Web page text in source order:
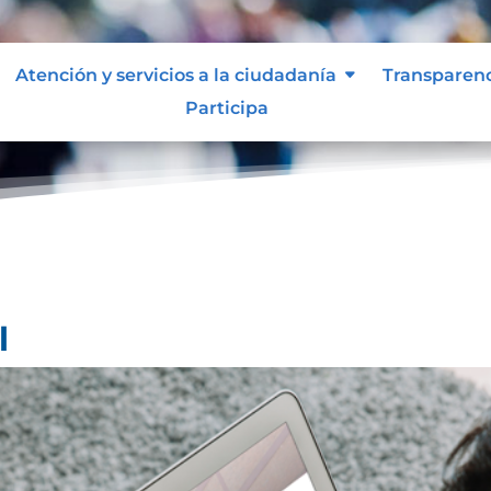
Atención y servicios a la ciudadanía
Participa